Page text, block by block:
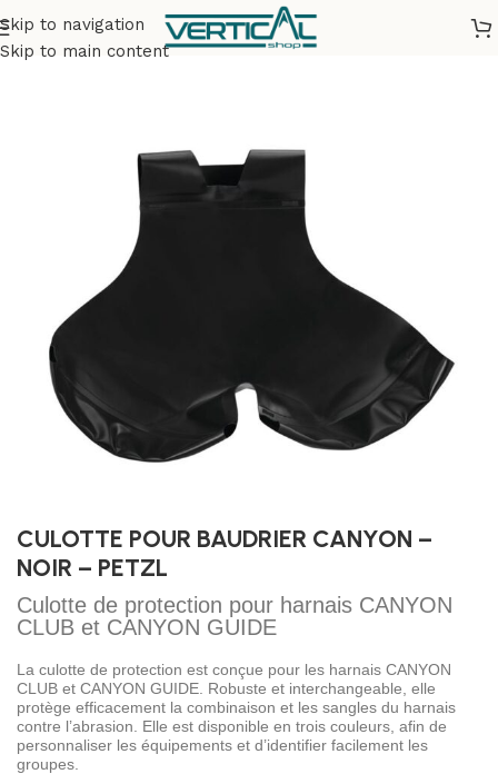
Skip to navigation
Skip to main content
Accueil Matériel Baudriers de canyoning
CULOTTE POUR BAUDRIER CANYON –
NOIR – PETZL
Culotte de protection pour harnais CANYON
CLUB et CANYON GUIDE
La culotte de protection est conçue pour les harnais CANYON
CLUB et CANYON GUIDE. Robuste et interchangeable, elle
protège efficacement la combinaison et les sangles du harnais
contre l’abrasion. Elle est disponible en trois couleurs, afin de
personnaliser les équipements et d’identifier facilement les
groupes.